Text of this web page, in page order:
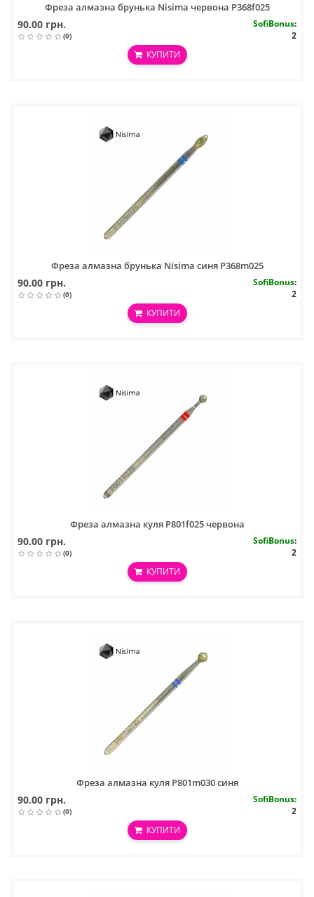
Фреза алмазна брунька Nisima червона P368f025
90.00 грн.
(0)
SofiBonus:
2
КУПИТИ
Фреза алмазна брунька Nisima синя P368m025
90.00 грн.
(0)
SofiBonus:
2
КУПИТИ
Фреза алмазна куля P801f025 червона
90.00 грн.
(0)
SofiBonus:
2
КУПИТИ
Фреза алмазна куля P801m030 синя
90.00 грн.
(0)
SofiBonus:
2
КУПИТИ